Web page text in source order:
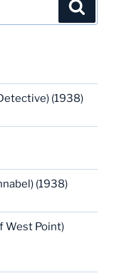
(1938)
(1938)
West Point)